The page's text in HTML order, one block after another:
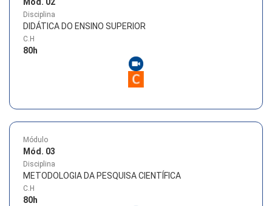
Disciplina
DIDÁTICA DO ENSINO SUPERIOR
C.H
80h
Módulo
Mód. 03
Disciplina
METODOLOGIA DA PESQUISA CIENTÍFICA
C.H
80h